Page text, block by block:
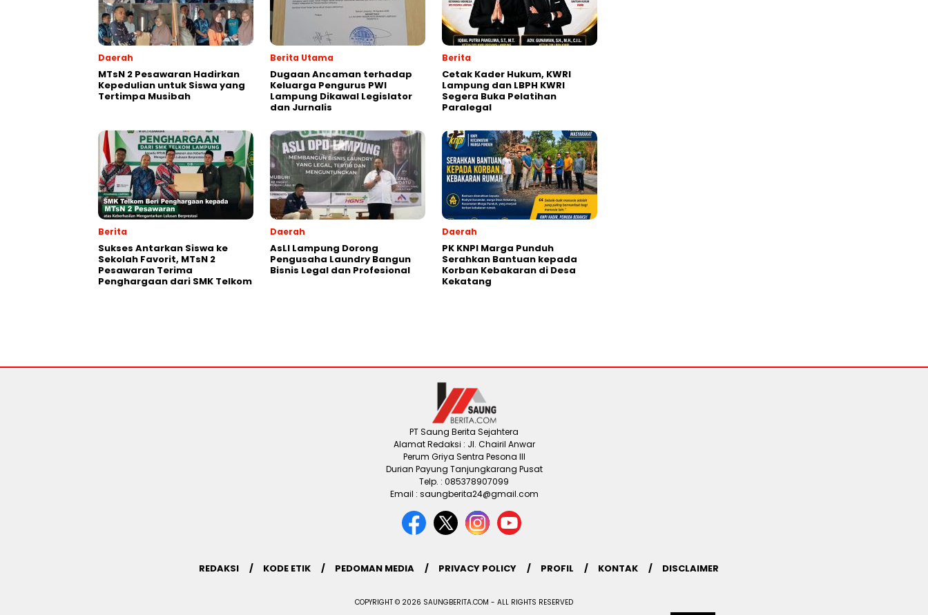
Daerah
MTsN 2 Pesawaran Hadirkan
Kepedulian untuk Siswa yang
Tertimpa Musibah
Berita Utama
Dugaan Ancaman terhadap
Keluarga Pengurus PWI
Lampung Dikawal Legislator
dan Jurnalis
Berita
Cetak Kader Hukum, KWRI
Lampung dan LBPH KWRI
Segera Buka Pelatihan
Paralegal
Berita
Sukses Antarkan Siswa ke
Sekolah Favorit, MTsN 2
Pesawaran Terima
Penghargaan dari SMK Telkom
Daerah
AsLI Lampung Dorong
Pengusaha Laundry Bangun
Bisnis Legal dan Profesional
Daerah
PK KNPI Marga Punduh
Serahkan Bantuan kepada
Korban Kebakaran di Desa
Kekatang
PT Saung Berita Sejahtera
Alamat Redaksi : Jl. Chairil Anwar
Perum Griya Sentra Pesona III
Durian Payung Tanjungkarang Pusat
Telp. : 085378907099
Email : saungberita24@gmail.com
REDAKSI KODE ETIK PEDOMAN MEDIA PRIVACY POLICY PROFIL KONTAK DISCLAIMER
COPYRIGHT © 2026 SAUNGBERITA.COM - ALL RIGHTS RESERVED